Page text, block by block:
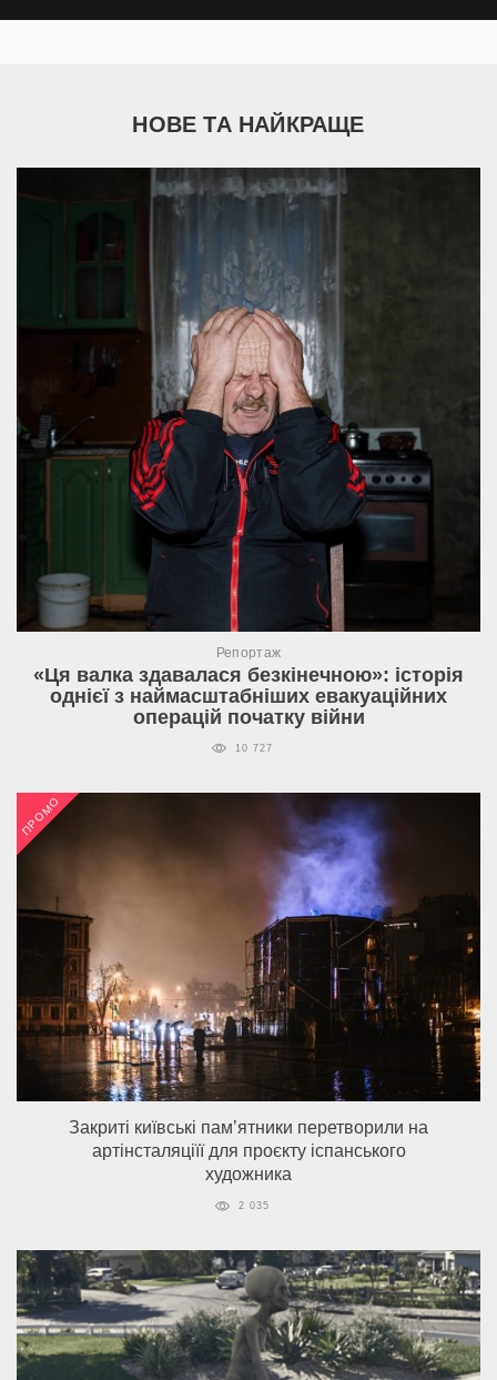
НОВЕ ТА НАЙКРАЩЕ
Репортаж
«Ця валка здавалася безкінечною»: історія
однієї з наймасштабніших евакуаційних
операцій початку війни
10 727
ПРОМО
Закриті київські пам’ятники перетворили на
артінсталяціїї для проєкту іспанського
художника
2 035